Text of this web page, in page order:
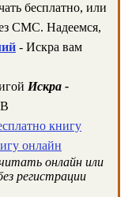
бесплатно, или
СМС. Надеемся,
- Искра вам
Искра -
книгу
онлайн
онлайн или
регистрации